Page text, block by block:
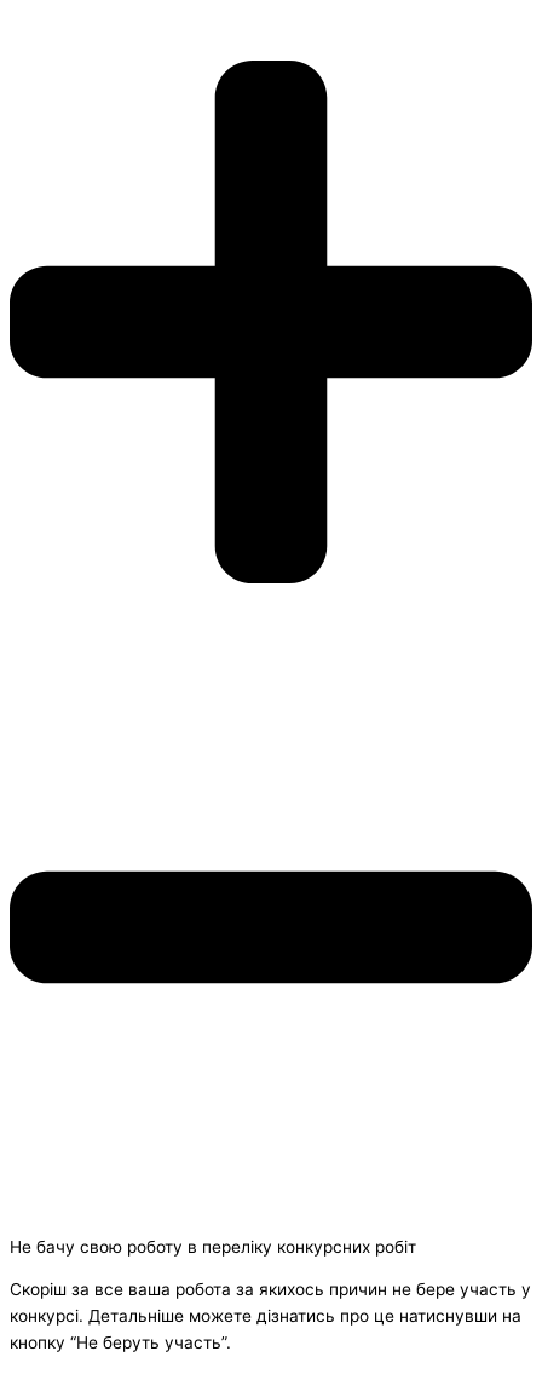
Не бачу свою роботу в переліку конкурсних робіт
Скоріш за все ваша робота за якихось причин не бере участь у
конкурсі. Детальніше можете дізнатись про це натиснувши на
кнопку “Не беруть участь”.